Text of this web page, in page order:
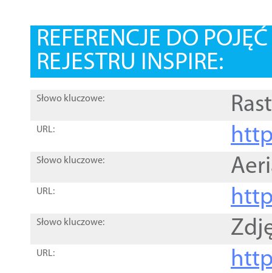
REFERENCJE DO
REJESTRU INSPIRE:
Słowo kluczowe:
URL:
Słowo kluczowe:
URL:
Słowo kluczowe:
URL: